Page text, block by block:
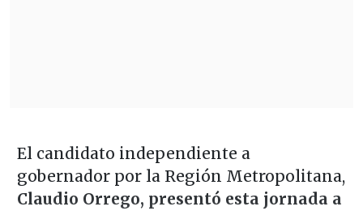
El candidato independiente a
gobernador por la Región Metropolitana,
Claudio Orrego, presentó esta jornada a